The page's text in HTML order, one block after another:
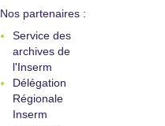
Nos partenaires :
Service des
archives de
l'Inserm
Délégation
Régionale
Inserm